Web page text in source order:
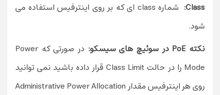
Class:
شماره class ای که بر روی اینترفیس استفاده می
شود.
نکته PoE در سوئیچ های سیسکو:
در صورتی که Power
Mode را در حالت Class Limit قرار داده باشید نمی توانید
روی هر اینترفیس مقدار Administrative Power Allocation